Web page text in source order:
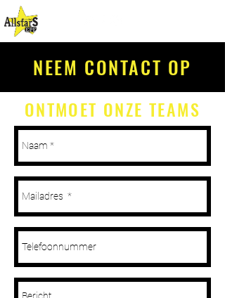
NEEM CONTACT OP
ONTMOET ONZE TEAMS